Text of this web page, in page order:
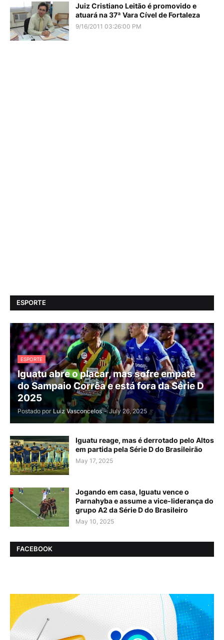
Juiz Cristiano Leitão é promovido e
atuará na 37ª Vara Cível de Fortaleza
9/16/2011 03:26:00 PM
ESPORTE
ESPORTE
Iguatu abre o placar, mas sofre empate
do Sampaio Corrêa e está fora da Série D
2025
Postado por Luiz Vasconcelos - July 26, 2025
Iguatu reage, mas é derrotado pelo Altos
em partida pela Série D do Brasileirão
May 17, 2025
Jogando em casa, Iguatu vence o
Parnahyba e assume a vice-liderança do
grupo A2 da Série D do Brasileiro
May 10, 2025
FACEBOOK